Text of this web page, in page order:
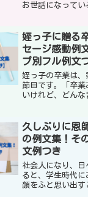
お世話になってい
外それぞれに適
書き方や、送信
姪っ子に贈る
セージ感動例
プ別フル例文
姪っ子の卒業は、
節目です。「卒
いけれど、どんな
をテーマに、学
豊富にご紹介し
久しぶりに恩
の例文集！そ
文例つき
社会人になり、
ると、学生時代
顔をふと思い出す